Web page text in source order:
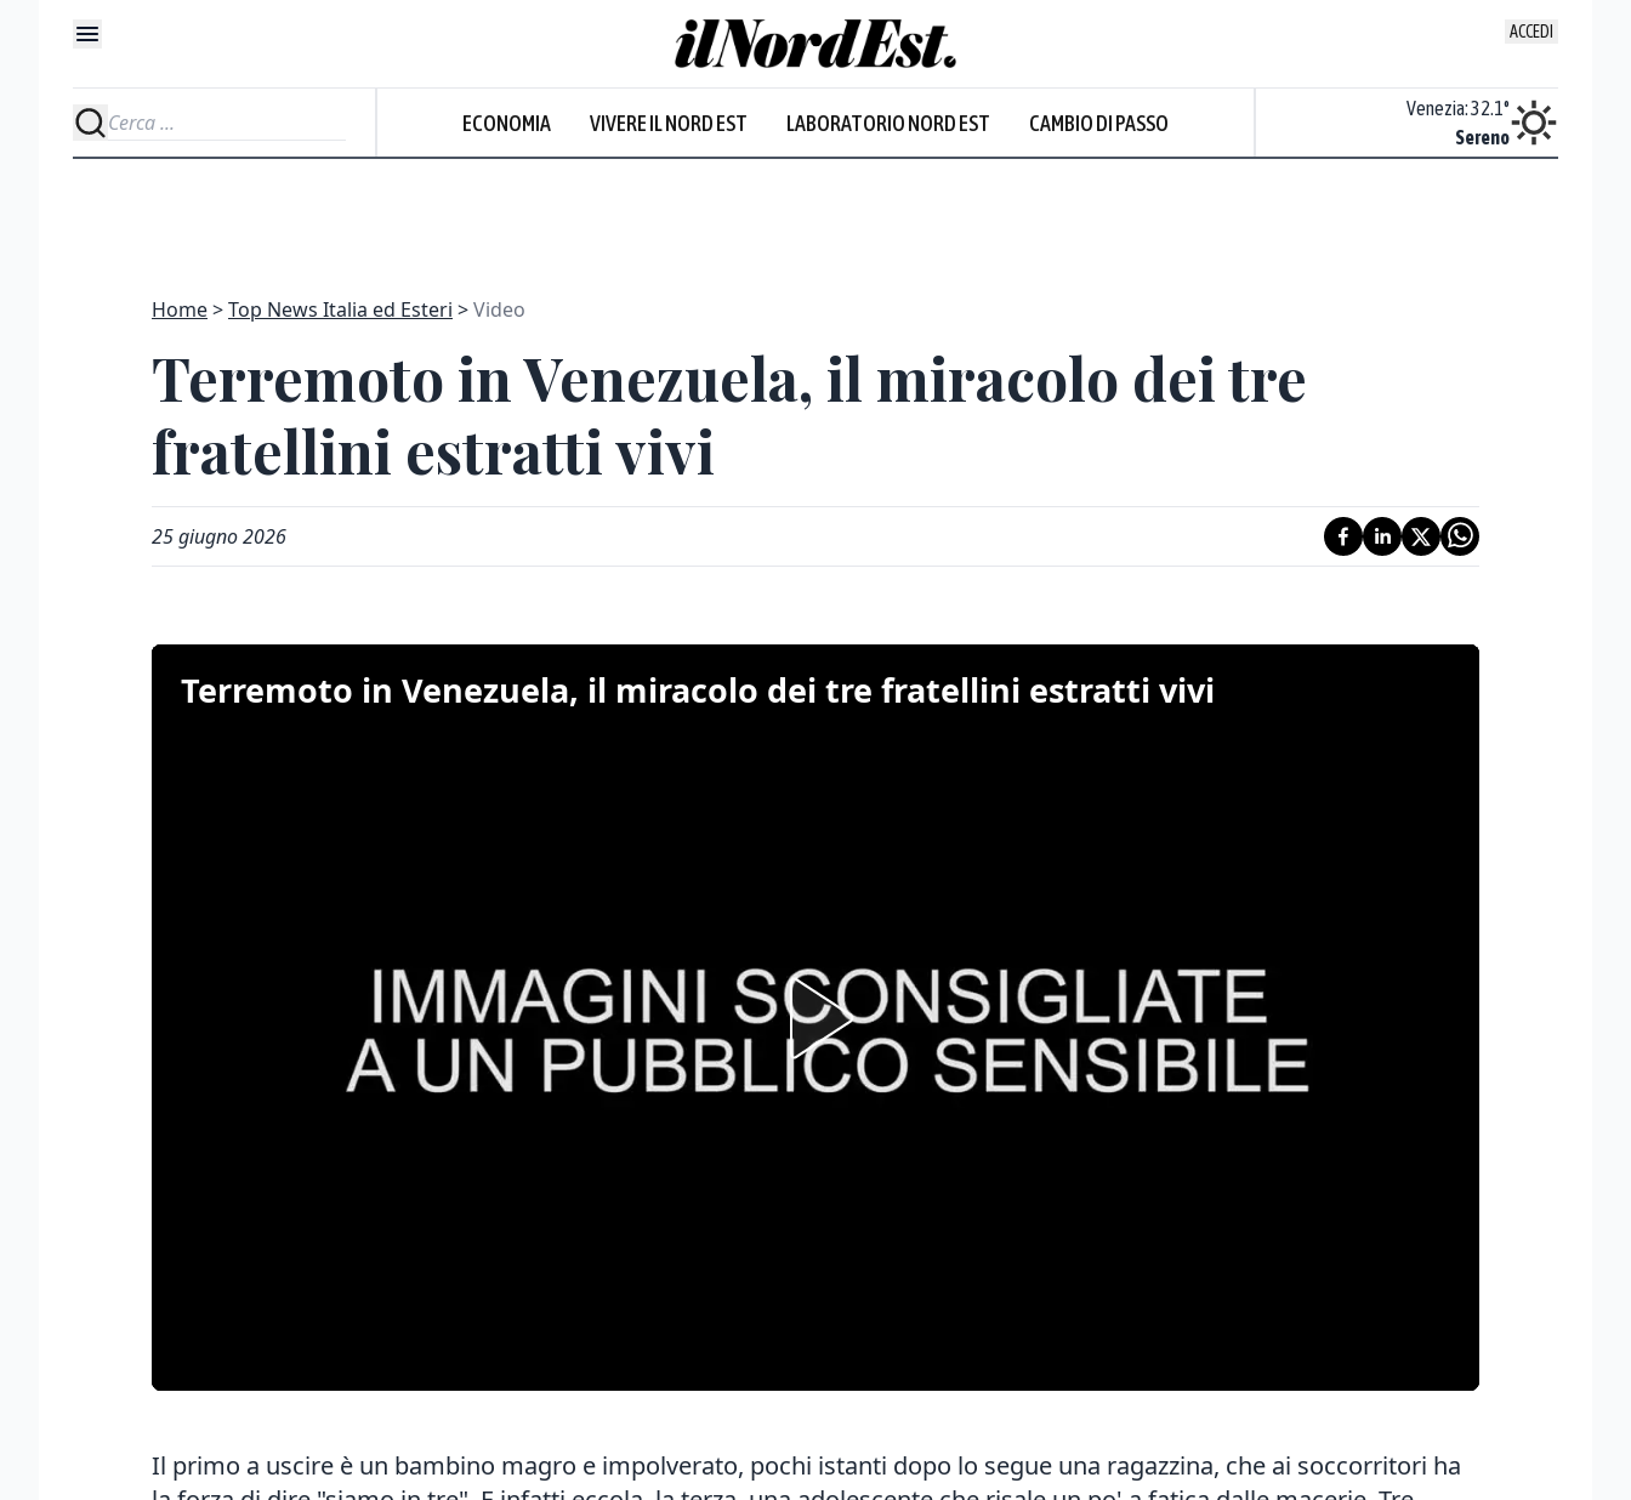
ACCEDI
ECONOMIA VIVERE IL NORD EST LABORATORIO NORD EST CAMBIO DI PASSO
Sereno
Venezia:32.1°
Sereno
Home Top News Italia ed Esteri Video
Terremoto in Venezuela, il miracolo dei tre
fratellini estratti vivi
25 giugno 2026
Terremoto in Venezuela, il miracolo dei tre fratellini estratti vivi
Il primo a uscire è un bambino magro e impolverato, pochi istanti dopo lo segue una ragazzina, che ai soccorritori ha